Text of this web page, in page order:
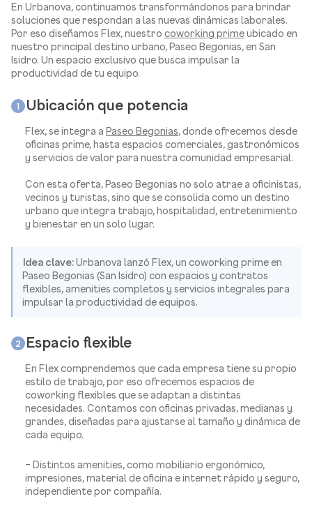
En Urbanova, continuamos transformándonos para brindar
soluciones que respondan a las nuevas dinámicas laborales.
Por eso diseñamos Flex, nuestro coworking primeubicado en
nuestro principal destino urbano, Paseo Begonias, en San
Isidro. Un espacio exclusivo que busca impulsar la
productividad de tu equipo.
1 Ubicación que potencia
Flex, se integra a Paseo Begonias, donde ofrecemos desde
oficinas prime, hasta espacios comerciales, gastronómicos
y servicios de valor para nuestra comunidad empresarial.
Con esta oferta, Paseo Begonias no solo atrae a oficinistas,
vecinos y turistas, sino que se consolida como un destino
urbano que integra trabajo, hospitalidad, entretenimiento
y bienestar en un solo lugar.
Idea clave:Urbanova lanzó Flex, un coworking prime en
Paseo Begonias (San Isidro) con espacios y contratos
flexibles, amenities completos y servicios integrales para
impulsar la productividad de equipos.
2 Espacio flexible
En Flex comprendemos que cada empresa tiene su propio
estilo de trabajo, por eso ofrecemos espacios de
coworking flexibles que se adaptan a distintas
necesidades. Contamos con oficinas privadas, medianas y
grandes, diseñadas para ajustarse al tamaño y dinámica de
cada equipo.
– Distintos amenities, como mobiliario ergonómico,
impresiones, material de oficina e internet rápido y seguro,
independiente por compañía.